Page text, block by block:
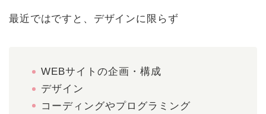
最近ではですと、デザインに限らず
WEBサイトの企画・構成
デザイン
コーディングやプログラミング